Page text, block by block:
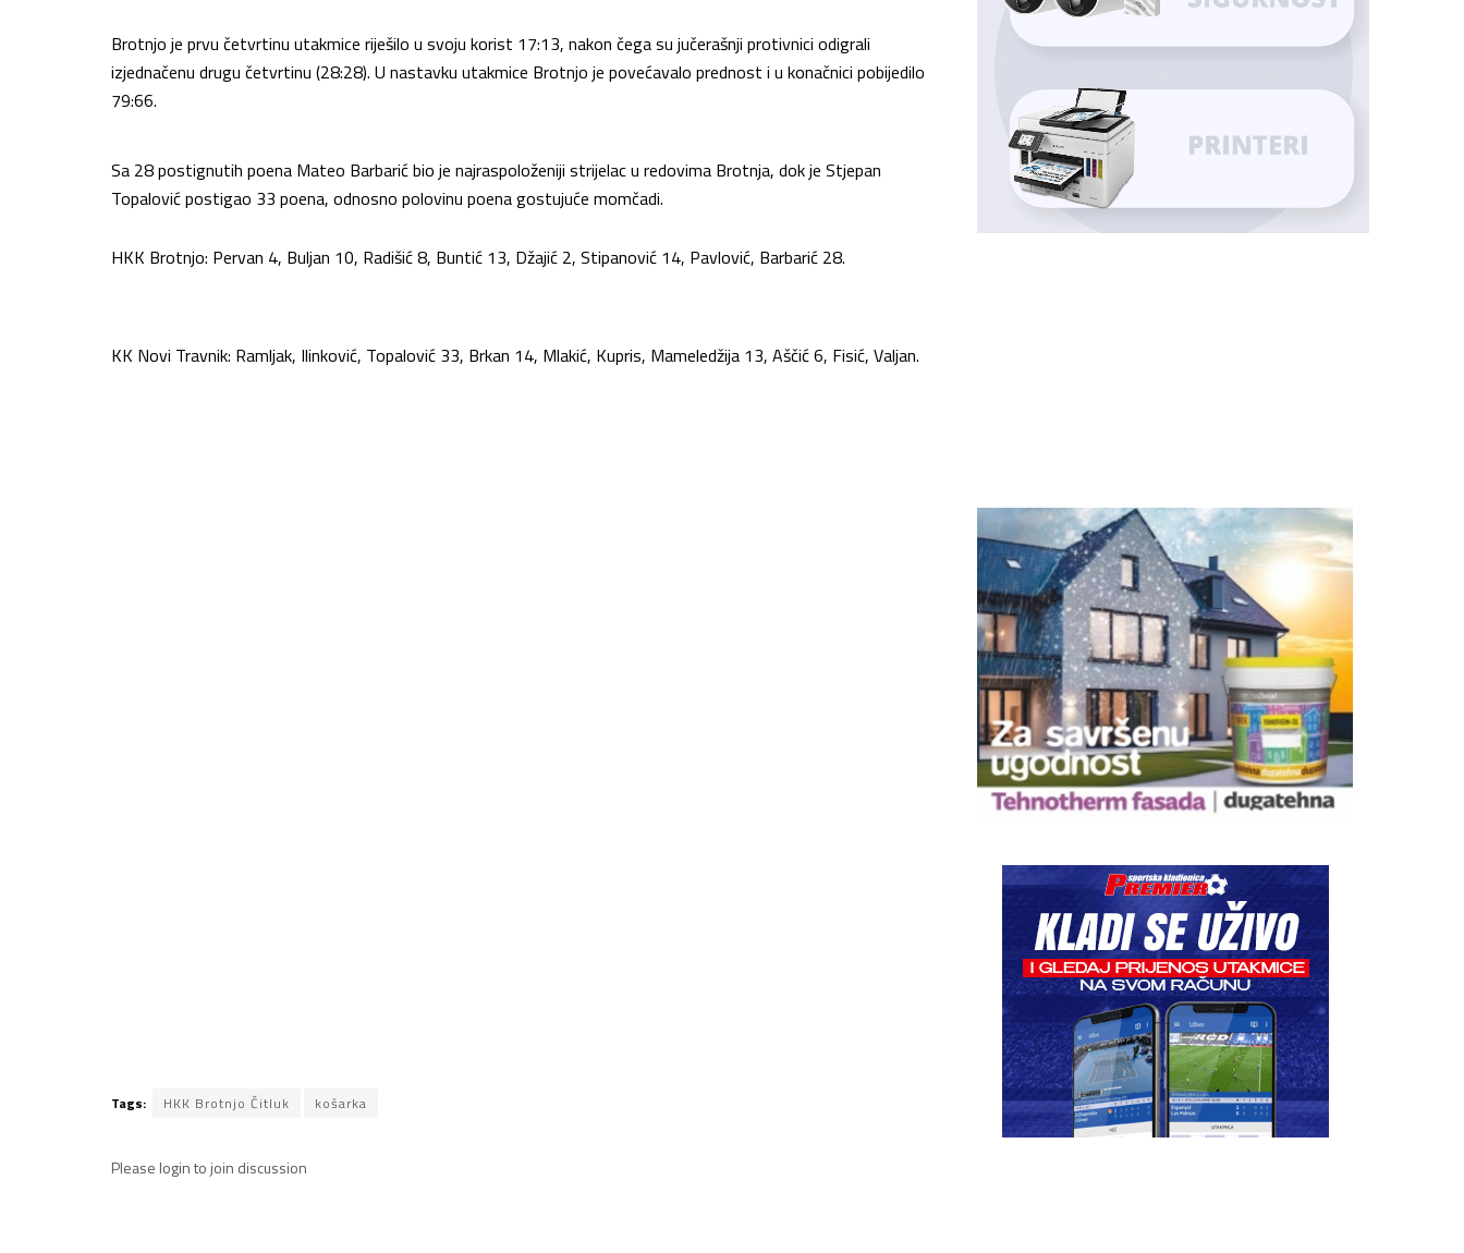
Brotnjo je prvu četvrtinu utakmice riješilo u svoju korist 17:13, nakon čega su jučerašnji protivnici odigrali
izjednačenu drugu četvrtinu (28:28). U nastavku utakmice Brotnjo je povećavalo prednost i u konačnici pobijedilo
79:66.
Sa 28 postignutih poena Mateo Barbarić bio je najraspoloženiji strijelac u redovima Brotnja, dok je Stjepan
Topalović postigao 33 poena, odnosno polovinu poena gostujuće momčadi.
HKK Brotnjo: Pervan 4, Buljan 10, Radišić 8, Buntić 13, Džajić 2, Stipanović 14, Pavlović, Barbarić 28.
KK Novi Travnik: Ramljak, Ilinković, Topalović 33, Brkan 14, Mlakić, Kupris, Mameledžija 13, Aščić 6, Fisić, Valjan.
Tags: HKK Brotnjo Čitluk košarka
Please loginto join discussion